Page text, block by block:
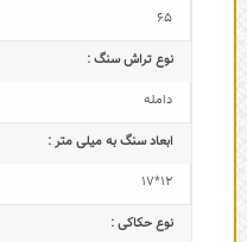
65
نوع تراش سنگ :
دامله
ابعاد سنگ به میلی متر :
12*17
نوع حکاکی :